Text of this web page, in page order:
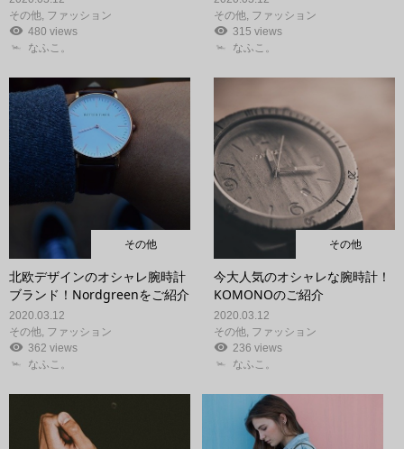
その他, ファッション
480 views
なふこ。
その他, ファッション
315 views
なふこ。
その他
北欧デザインのオシャレ腕時計
ブランド！Nordgreenをご紹介
2020.03.12
その他 ファッション
362 views
なふこ。
その他
今大人気のオシャレな腕時計！
KOMONOのご紹介
2020.03.12
その他 ファッション
236 views
なふこ。